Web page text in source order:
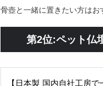
骨壺と一緒に置きたい方はお
第2位:ペット仏
【日本製 国内自社工房